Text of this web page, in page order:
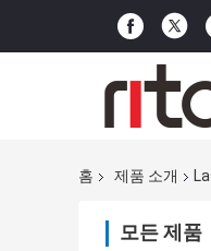
홈 제품 소개
모든 제품